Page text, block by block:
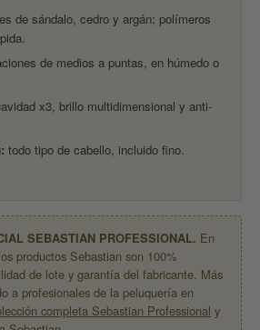
de sándalo, cedro y argán; polímeros
de medios a puntas, en húmedo o
x3, brillo multidimensional y anti-
todo tipo de cabello, incluido fino.
SEBASTIAN PROFESSIONAL. En
productos Sebastian son 100%
de lote y garantía del fabricante. Más
a profesionales de la peluquería en
completa Sebastian Professional y